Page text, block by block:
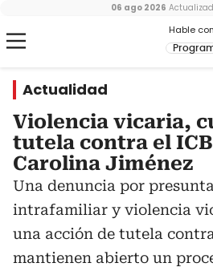
Hable
06 ago 2026
Actualidad
Violencia vicaria,
tutela contra el
Carolina Jiménez
Una denuncia por
intrafamiliar y violencia
una acción de tutela
mantienen abierto un